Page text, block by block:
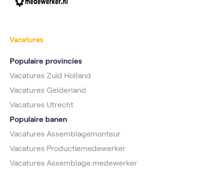
Vacatures
Populaire provincies
Vacatures Zuid Holland
Vacatures Gelderland
Vacatures Utrecht
Populaire banen
Vacatures Assemblagemonteur
Vacatures Productiemedewerker
Vacatures Assemblage medewerker